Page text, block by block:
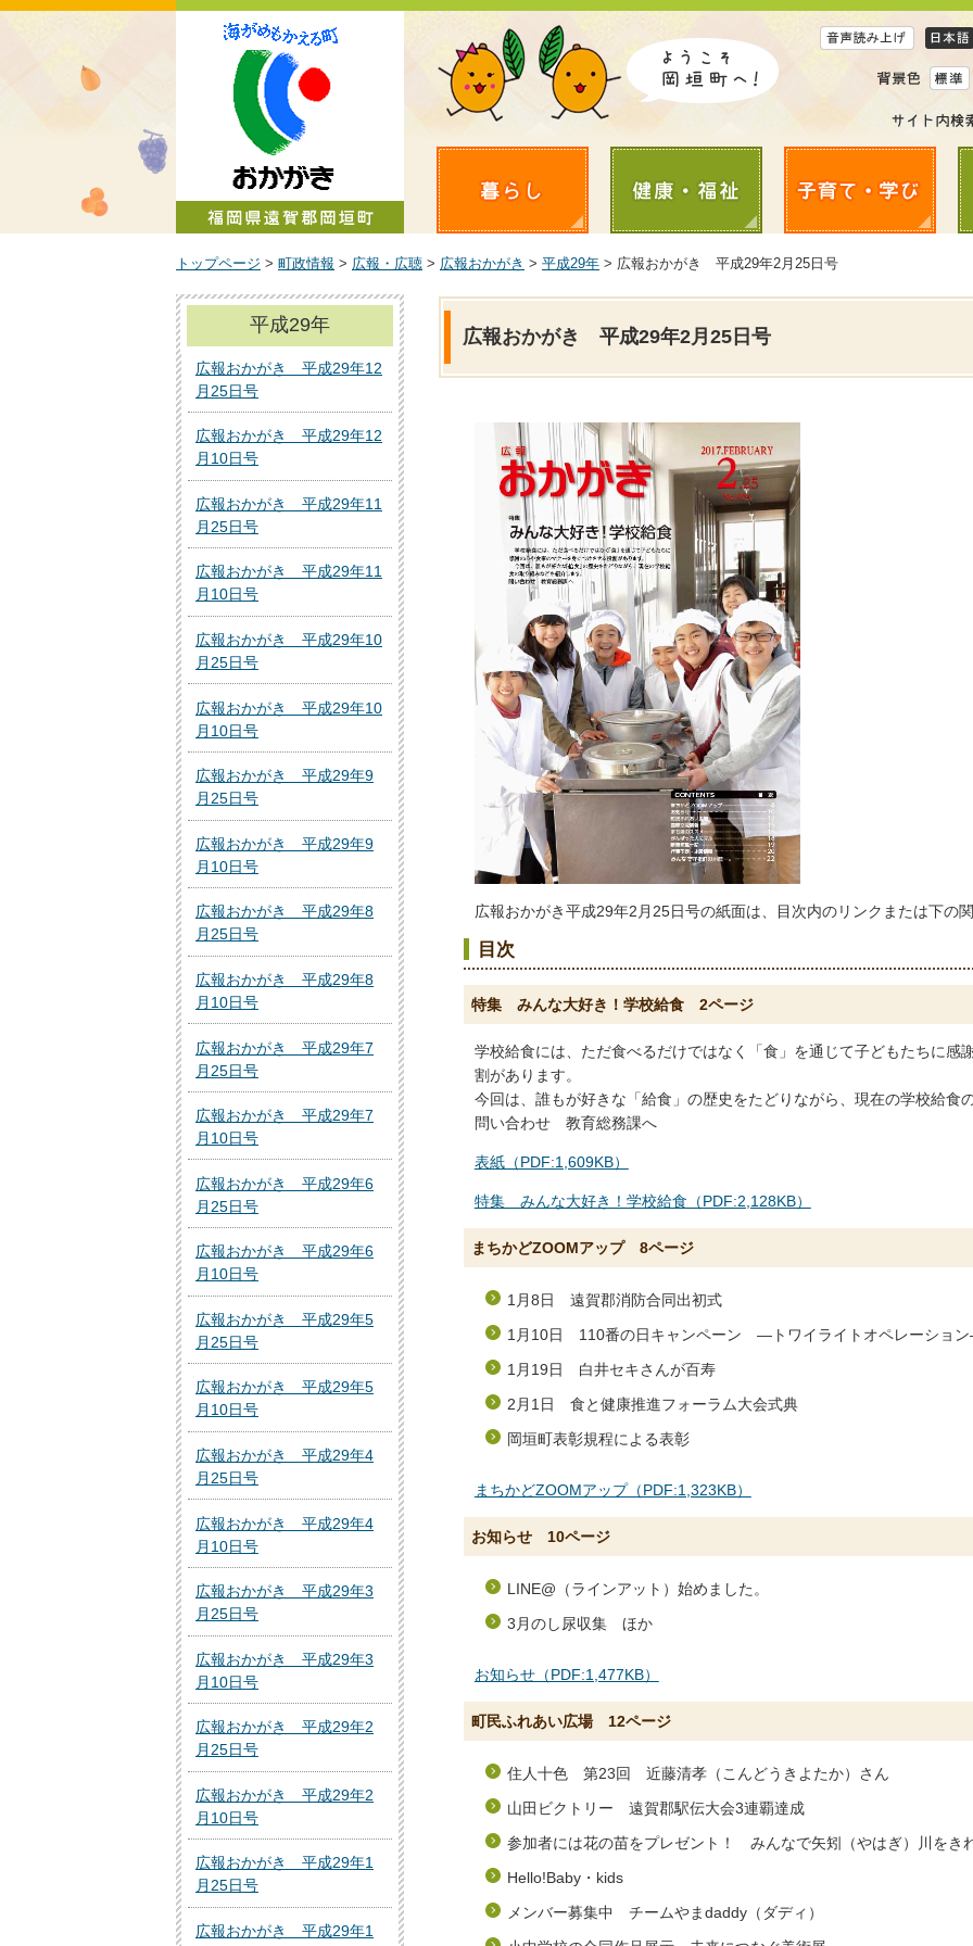
トップページ > 町政情報 > 広報・広聴 > 広報おかがき > 平成29年 > 広報おかがき 平成29年2月25日号
広報おかがき 平成29年2月25日号
広報おかがき平成29年2月25日号の紙面は、目次内のリンクまたは下の
目次
特集 みんな大好き！学校給食 2ページ
学校給食には、ただ食べるだけではなく「食」を通じて子どもたちに感
割があります。
今回は、誰もが好きな「給食」の歴史をたどりながら、現在の学校給食
問い合わせ 教育総務課へ
表紙（PDF:1,609KB）
特集 みんな大好き！学校給食（PDF:2,128KB）
まちかどZOOMアップ 8ページ
1月8日 遠賀郡消防合同出初式
1月10日 110番の日キャンペーン ―トワイライトオペレーショ
1月19日 白井セキさんが百寿
2月1日 食と健康推進フォーラム大会式典
岡垣町表彰規程による表彰
まちかどZOOMアップ（PDF:1,323KB）
お知らせ 10ページ
LINE@（ラインアット）始めました。
3月のし尿収集 ほか
お知らせ（PDF:1,477KB）
町民ふれあい広場 12ページ
住人十色 第23回 近藤清孝（こんどうきよたか）さん
山田ビクトリー 遠賀郡駅伝大会3連覇達成
参加者には花の苗をプレゼント！ みんなで矢矧（やはぎ）川をき
Hello!Baby・kids
メンバー募集中 チームやまdaddy（ダディ）
平成29年
広報おかがき 平成29年12
月25日号
広報おかがき 平成29年12
月10日号
広報おかがき 平成29年11
月25日号
広報おかがき 平成29年11
月10日号
広報おかがき 平成29年10
月25日号
広報おかがき 平成29年10
月10日号
広報おかがき 平成29年9
月25日号
広報おかがき 平成29年9
月10日号
広報おかがき 平成29年8
月25日号
広報おかがき 平成29年8
月10日号
広報おかがき 平成29年7
月25日号
広報おかがき 平成29年7
月10日号
広報おかがき 平成29年6
月25日号
広報おかがき 平成29年6
月10日号
広報おかがき 平成29年5
月25日号
広報おかがき 平成29年5
月10日号
広報おかがき 平成29年4
月25日号
広報おかがき 平成29年4
月10日号
広報おかがき 平成29年3
月25日号
広報おかがき 平成29年3
月10日号
広報おかがき 平成29年2
月25日号
広報おかがき 平成29年2
月10日号
広報おかがき 平成29年1
月25日号
広報おかがき 平成29年1